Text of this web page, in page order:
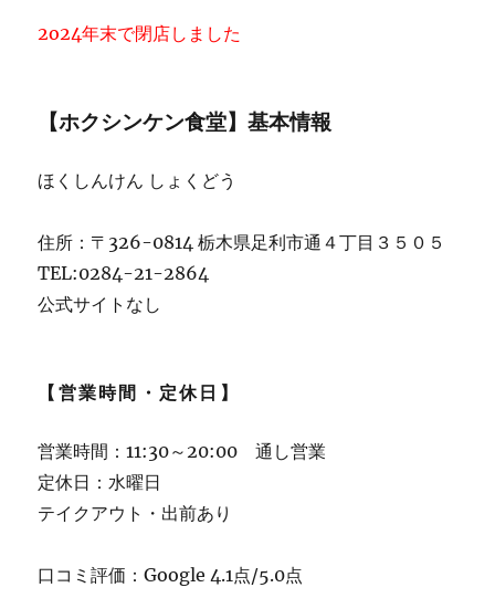
店
2o24年末で閉店しました
【ホクシンケン食堂】基本情報
ほくしんけん しょくどう
住所：〒326-0814 栃木県足利市通４丁目３５０５
TEL:0284-21-2864
公式サイトなし
【営業時間・定休日】
営業時間：11:30～20:00 通し営業
定休日：水曜日
テイクアウト・出前あり
口コミ評価：Google 4.1点/5.0点